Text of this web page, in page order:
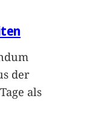
der
als